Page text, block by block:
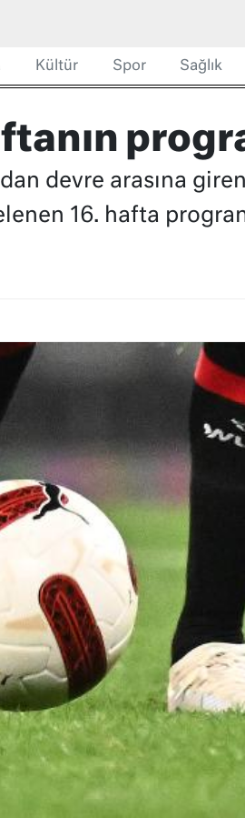
Kültür Spor Sağlık
devre arasına
16. hafta